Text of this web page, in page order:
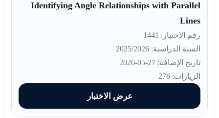
Identifying Angle Relationships with Parallel
Lines
رقم الاختبار: 1441
السنة الدراسية: 2025/2026
تاريخ الإضافة: 27-05-2026
الزيارات: 276
عرض الاختبار